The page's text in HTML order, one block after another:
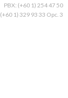
PBX: (+60 1) 254 47 50
(+60 1) 329 93 33 Opc. 3